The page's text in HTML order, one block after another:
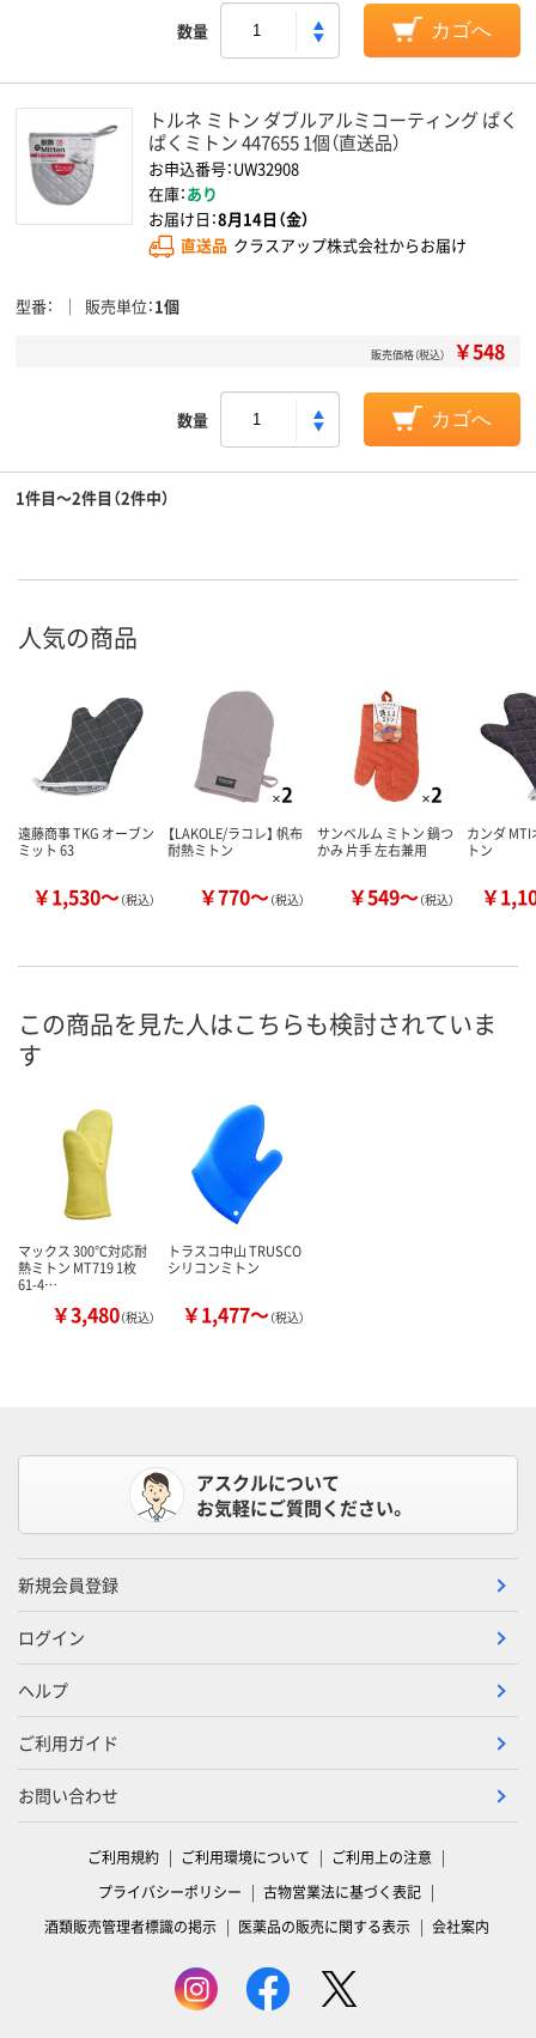
数量 カゴへ
トルネ ミトン ダブルアルミコーティング ぱく
ぱくミトン 447655 1個（直送品）
お申込番号：UW32908
在庫：あり
お届け日：8月14日（金）
直送品 クラスアップ株式会社からお届け
型番 販売単位 1個
販売価格（税込） ￥548
数量 カゴへ
1件目～2件目（2件中）
人気の商品
遠藤商事 TKG オーブン
ミット 63
￥1,530～（税込）
【LAKOLE/ラコレ】 帆布
耐熱ミトン
￥770～（税込）
サンベルム ミトン 鍋つ
かみ 片手 左右兼用
￥549～（税込）
カンダ
トン
￥
この商品を見た人はこちらも検討されていま
す
マックス 300℃対応耐
熱ミトン MT719 1枚
61-4…
￥3,480（税込）
トラスコ中山 TRUSCO
シリコンミトン
￥1,477～（税込）
アスクルについて
お気軽にご質問ください。
新規会員登録
ログイン
ヘルプ
ご利用ガイド
お問い合わせ
ご利用規約 ご利用環境について
ご利用上の注意
プライバシーポリシー
古物営業法に基づく表記
酒類販売管理者標識の掲示
医薬品の販売に関する表示 会社案内